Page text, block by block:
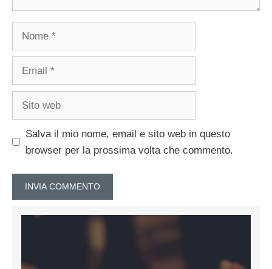
Nome
Email
Sito
Salva il mio nome, email e sito web in questo
browser per la prossima volta che commento.